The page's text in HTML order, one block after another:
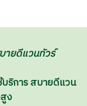
ายดีแวนทัวร์
ริการ สบายดีแวน
ง